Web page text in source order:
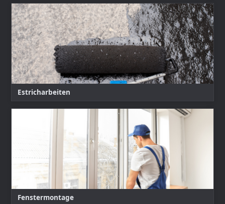
Estricharbeiten
Fenstermontage